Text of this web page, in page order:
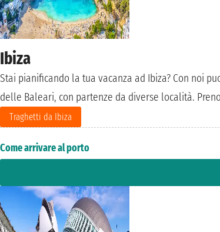
Ibiza
Stai pianificando la tua vacanza ad Ibiza? Con noi
delle Baleari, con partenze da diverse località.
Traghetti da Ibiza
Come arrivare al porto